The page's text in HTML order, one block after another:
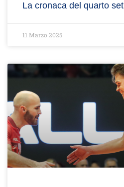
La cronaca del quarto set
11 Marzo 2025